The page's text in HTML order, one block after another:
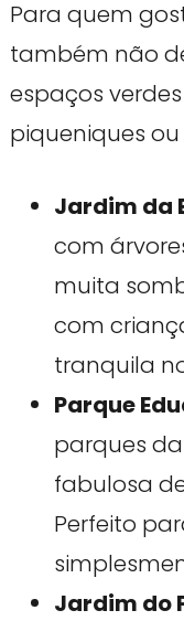
Para quem
também não
espaços
piqueniques
Jardim da
com
muita
com
tranquila
Parque
parques
fabulosa
Perfeito
Jardim do